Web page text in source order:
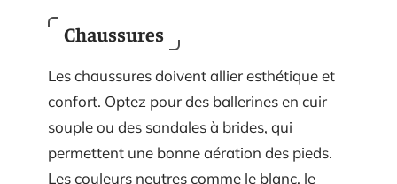
Chaussures
Les chaussures doivent allier esthétique et
confort. Optez pour des ballerines en cuir
souple ou des sandales à brides, qui
permettent une bonne aération des pieds.
Les couleurs neutres comme le blanc, le